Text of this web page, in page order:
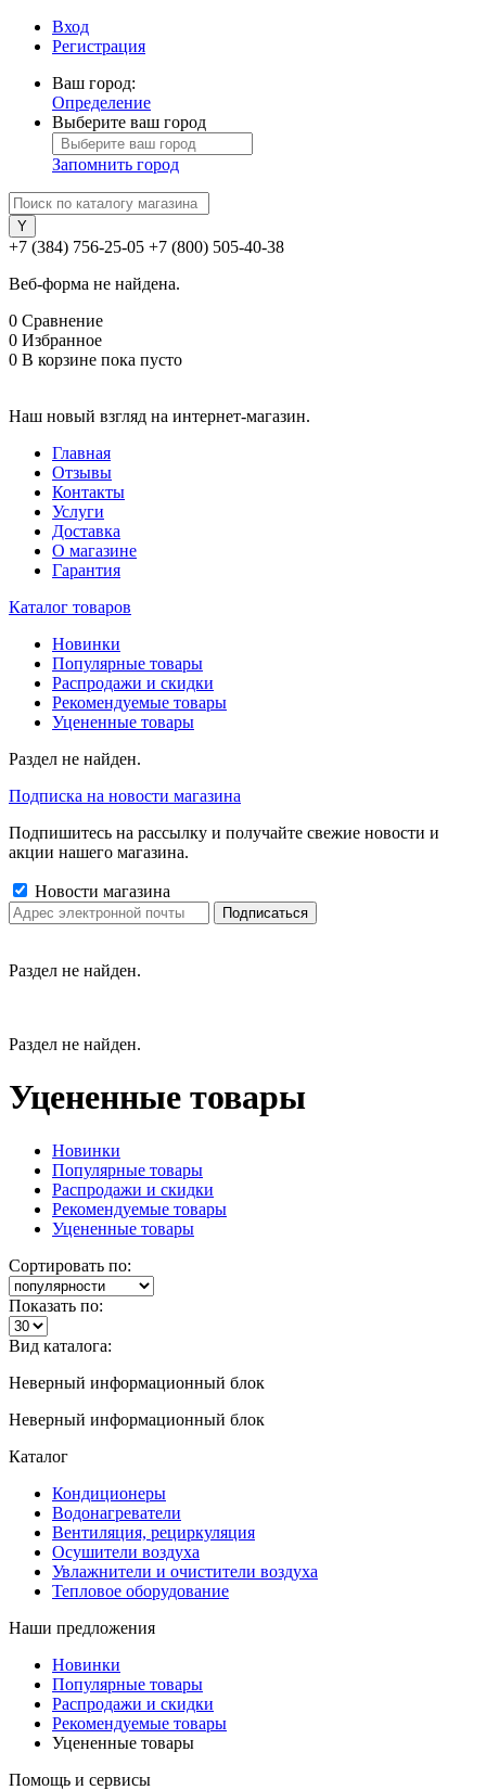
Вход
Регистрация
Ваш город:
Определение
Выберите ваш город
Запомнить город
+7 (384) 756-25-05 +7 (800) 505-40-38
Веб-форма не найдена.
0 Сравнение
0 Избранное
0 В корзине пока пусто
Наш новый взгляд на интернет-магазин.
Главная
Отзывы
Контакты
Услуги
Доставка
О магазине
Гарантия
Каталог товаров
Новинки
Популярные товары
Распродажи и скидки
Рекомендуемые товары
Уцененные товары
Раздел не найден.
Подписка на новости магазина
Подпишитесь на рассылку и получайте свежие новости и
акции нашего магазина.
Новости магазина
Раздел не найден.
Раздел не найден.
Уцененные товары
Новинки
Популярные товары
Распродажи и скидки
Рекомендуемые товары
Уцененные товары
Сортировать по:
Показать по:
Вид каталога:
Неверный информационный блок
Неверный информационный блок
Каталог
Кондиционеры
Водонагреватели
Вентиляция, рециркуляция
Осушители воздуха
Увлажнители и очистители воздуха
Тепловое оборудование
Наши предложения
Новинки
Популярные товары
Распродажи и скидки
Рекомендуемые товары
Уцененные товары
Помощь и сервисы